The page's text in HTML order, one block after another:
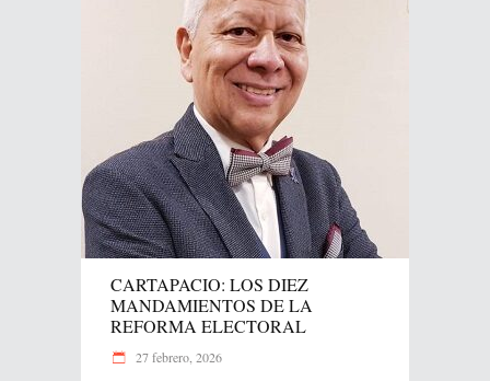
CARTAPACIO: LOS DIEZ
MANDAMIENTOS DE LA
REFORMA ELECTORAL
27 febrero, 2026